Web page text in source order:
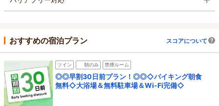
おすすめの宿泊プラン スコアについて
ツイン 朝のみ 禁煙ルーム
◎◎早割30日前プラン！◎◎◇バイキング朝食
無料◇大浴場＆無料駐車場＆Wi-Fi完備◇